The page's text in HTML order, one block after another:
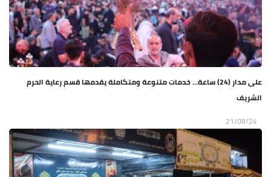
على مدار (24) ساعة... خدمات متنوعة ومتكاملة يقدمها قسم رعاية الحرم
الشريف
21/08/24